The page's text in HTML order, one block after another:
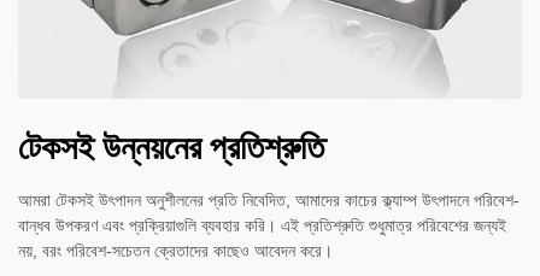
টেকসই উন্নয়নের প্রতিশ্রুতি
আমরা টেকসই উৎপাদন অনুশীলনের প্রতি নিবেদিত, আমাদের কাচের ক্ল্যাম্প উৎপাদনে পরিবেশ-
বান্ধব উপকরণ এবং প্রক্রিয়াগুলি ব্যবহার করি। এই প্রতিশ্রুতি শুধুমাত্র পরিবেশের জন্যই
নয়, বরং পরিবেশ-সচেতন ক্রেতাদের কাছেও আবেদন করে।